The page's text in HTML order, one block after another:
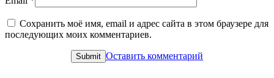
Сохранить моё имя, email и адрес сайта в этом браузере для
последующих моих комментариев.
Оставить комментарий